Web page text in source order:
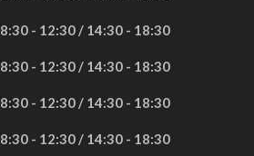
8:30 - 12:30 / 14:30 - 18:30
8:30 - 12:30 / 14:30 - 18:30
8:30 - 12:30 / 14:30 - 18:30
8:30 - 12:30 / 14:30 - 18:30